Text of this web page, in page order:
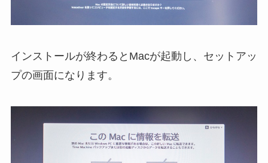
インストールが終わるとMacが起動し、セットアッ
プの画面になります。